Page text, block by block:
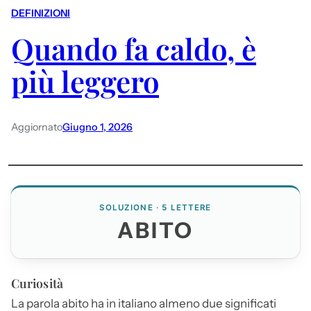
DEFINIZIONI
Quando fa caldo, è
più leggero
AggiornatoGiugno 1, 2026
SOLUZIONE · 5 LETTERE
ABITO
Curiosità
La parola abito ha in italiano almeno due significati